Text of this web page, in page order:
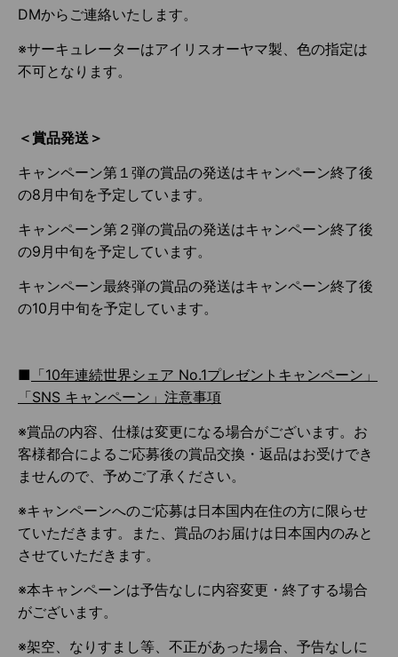
DMからご連絡いたします。
※サーキュレーターはアイリスオーヤマ製、色の指定は
不可となります。
＜賞品発送＞
キャンペーン第１弾の賞品の発送はキャンペーン終了後
の8月中旬を予定しています。
キャンペーン第２弾の賞品の発送はキャンペーン終了後
の9月中旬を予定しています。
キャンペーン最終弾の賞品の発送はキャンペーン終了後
の10月中旬を予定しています。
■ 「10年連続世界シェア No.1プレゼントキャンペーン」
「SNS キャンペーン」注意事項
※賞品の内容、仕様は変更になる場合がございます。お
客様都合によるご応募後の賞品交換・返品はお受けでき
ませんので、予めご了承ください。
※キャンペーンへのご応募は日本国内在住の方に限らせ
ていただきます。また、賞品のお届けは日本国内のみと
させていただきます。
※本キャンペーンは予告なしに内容変更・終了する場合
がございます。
※架空、なりすまし等、不正があった場合、予告なしに